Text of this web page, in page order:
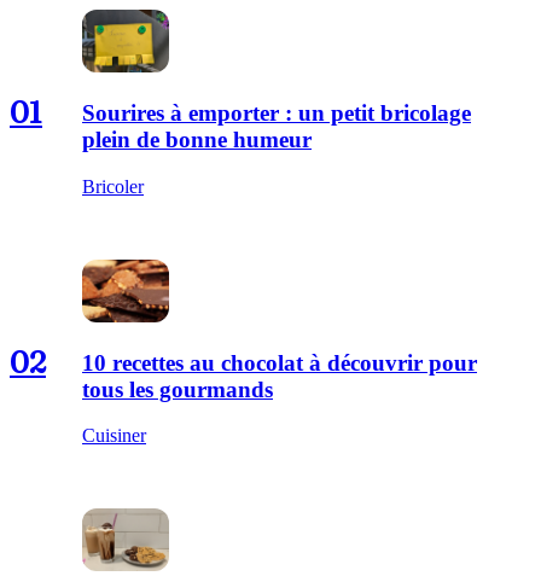
01
Sourires à emporter : un petit bricolage
plein de bonne humeur
Bricoler
02
10 recettes au chocolat à découvrir pour
tous les gourmands
Cuisiner